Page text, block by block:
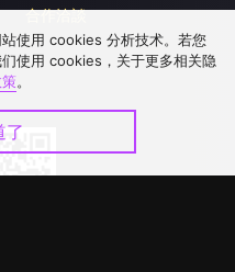
合作洽談
使用 cookies 分析技术。若您
使用 cookies，关于更多相关隐
。
了